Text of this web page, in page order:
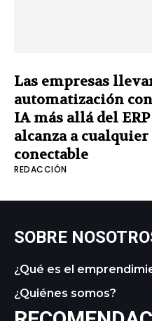
Las empresas
automatización
IA más allá del
alcanza a
conectable
REDACCIÓN
SOBRE
¿Qué es el
¿Quiénes somos?